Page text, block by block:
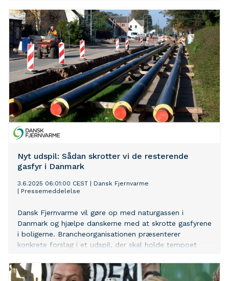
gas, mener Dansk Fjernvarme.
Nyt udspil: Sådan skrotter vi de resterende
gasfyr i Danmark
3.6.2025 06:01:00 CEST
Dansk Fjernvarme
Pressemeddelelse
Dansk Fjernvarme vil gøre op med naturgassen i
Danmark og hjælpe danskerne med at skrotte gasfyrene
i boligerne. Brancheorganisationen præsenterer
konkrete forslag i et udspil, der skal holde tempoet
rumopvarmning.